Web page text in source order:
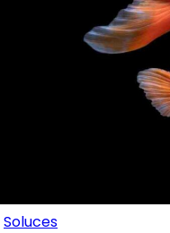
Soluces